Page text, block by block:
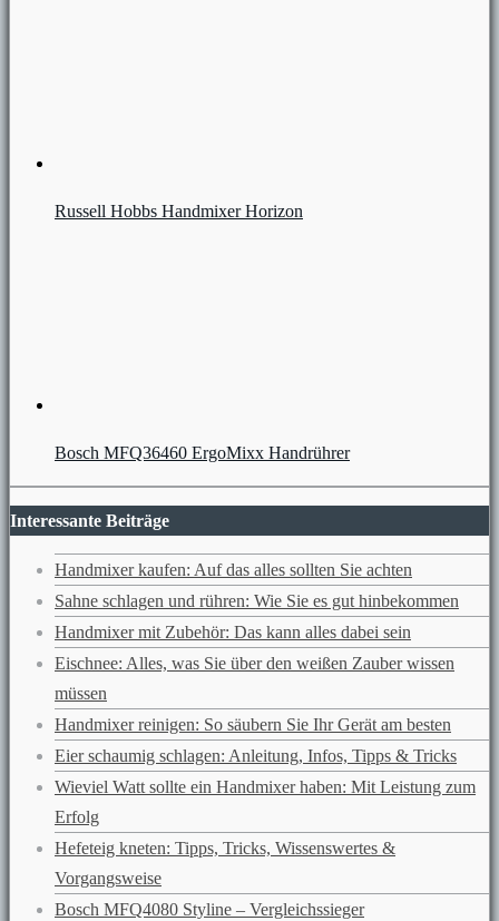
Russell Hobbs Handmixer Horizon
Bosch MFQ36460 ErgoMixx Handrührer
Interessante Beiträge
Handmixer kaufen: Auf das alles sollten Sie achten
Sahne schlagen und rühren: Wie Sie es gut hinbekommen
Handmixer mit Zubehör: Das kann alles dabei sein
Eischnee: Alles, was Sie über den weißen Zauber wissen
müssen
Handmixer reinigen: So säubern Sie Ihr Gerät am besten
Eier schaumig schlagen: Anleitung, Infos, Tipps & Tricks
Wieviel Watt sollte ein Handmixer haben: Mit Leistung zum
Erfolg
Hefeteig kneten: Tipps, Tricks, Wissenswertes &
Vorgangsweise
Bosch MFQ4080 Styline – Vergleichssieger